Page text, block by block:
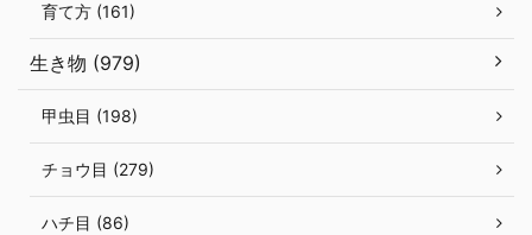
育て方 (161)
生き物 (979)
甲虫目 (198)
チョウ目 (279)
ハチ目 (86)